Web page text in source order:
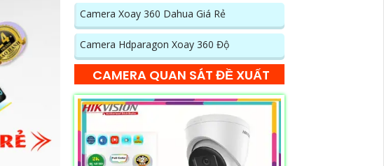
Camera Xoay 360 Dahua Giá Rẻ
Camera Hdparagon Xoay 360 Độ
CAMERA QUAN SÁT ĐỀ XUẤT